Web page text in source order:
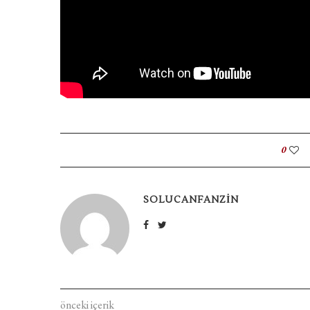
0
SOLUCANFANZIN
önceki içerik